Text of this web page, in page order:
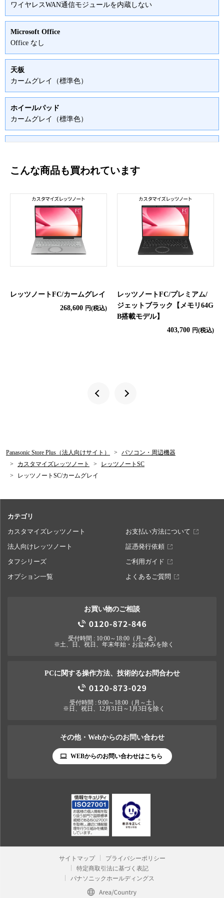
ワイヤレスWAN通信モジュールを内蔵しない
Microsoft Office
Office なし
天板
カームグレイ（標準色）
ホイールパッド
カームグレイ（標準色）
バッテリーライフサイクルNAVIなし
保証・特別保証
こんな商品も買われています
レッツノートFC/カームグレイ
268,600 円(税込)
レッツノートFC/プレミアム/
ジェットブラック【メモリ64G
B搭載モデル】
403,700 円(税込)
Panasonic Store Plus（法人向けサイト）
パソコン・周辺機器
カスタマイズレッツノート
レッツノートSC
レッツノートSC/カームグレイ
カテゴリ
カスタマイズレッツノート
お支払い方法について
法人向けレッツノート
証憑発行依頼
タフシリーズ
ご利用ガイド
オプション一覧
よくあるご質問
お買い物のご相談
受付時間 : 10:00～18:00（月～金）
※土、日、祝日、年末年始・お盆休みを除く
PCに関する操作方法、技術的なお問合わせ
受付時間 : 9:00～18:00（月～土）
※日、祝日、12月31日～1月3日を除く
その他・Webからのお問い合わせ
WEBからのお問い合わせはこちら
サイトマップ
プライバシーポリシー
特定商取引法に基づく表記
パナソニックホールディングス